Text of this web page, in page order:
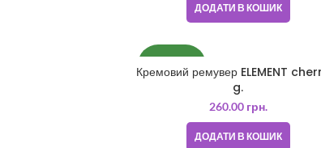
ДОДАТИ В КОШИК
Кремовий ремувер ELEMENT
g.
260.00 грн.
ДОДАТИ В КОШИК